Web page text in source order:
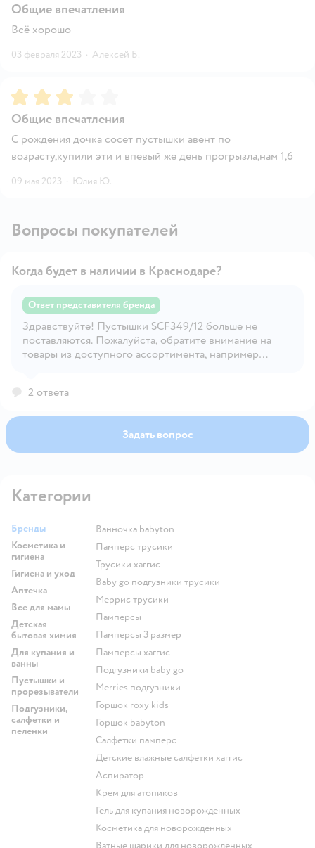
Общие впечатления
Всё хорошо
03 февраля 2023 · Алексей Б.
Рейтинг:3
Общие впечатления
С рождения дочка сосет пустышки авент по
возрасту,купили эти и впевый же день прогрызла,нам 1,6
09 мая 2023 · Юлия Ю.
Вопросы покупателей
Открыть вопрос
Когда будет в наличии в Краснодаре?
Ответ представителя бренда
Здравствуйте! Пустышки SCF349/12 больше не
поставляются. Пожалуйста, обратите внимание на
товары из доступного ассортимента, например
информационной поддержки Philips по номеру
работаем в будние дни с понедельника по пятницу с
09:00 до 18:00 (по московскому времени), будем
2 ответа
Задать вопрос
Категории
Бренды
Косметика и
гигиена
Гигиена и уход
Аптечка
Все для мамы
Детская
бытовая химия
Для купания и
ванны
Пустышки и
прорезыватели
Подгузники,
салфетки и
пеленки
ванночка babyton
памперс трусики
трусики хаггис
baby go подгузники трусики
меррис трусики
памперсы
памперсы 3 размер
памперсы хаггис
подгузники baby go
merries подгузники
горшок roxy kids
горшок babyton
салфетки памперс
детские влажные салфетки хаггис
аспиратор
крем для атопиков
гель для купания новорожденных
косметика для новорожденных
ватные шарики для новорожденных